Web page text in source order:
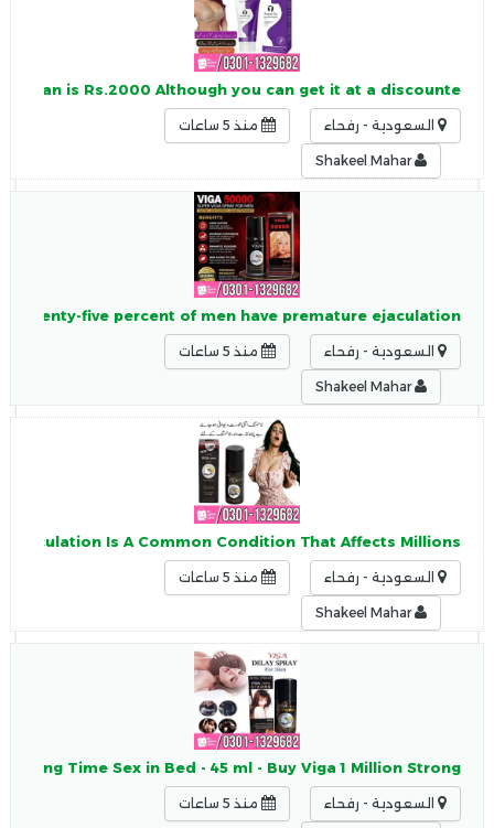
is Rs.2000 Although you can get it at a discounte
السعودية - رفحاء منذ 5 ساعات
Shakeel Mahar
Seventy-five percent of men have premature ejaculation,
السعودية - رفحاء منذ 5 ساعات
Shakeel Mahar
Ejaculation Is A Common Condition That Affects Millions
السعودية - رفحاء منذ 5 ساعات
Shakeel Mahar
Long Time Sex in Bed - 45 ml - Buy Viga 1 Million Strong
السعودية - رفحاء منذ 5 ساعات